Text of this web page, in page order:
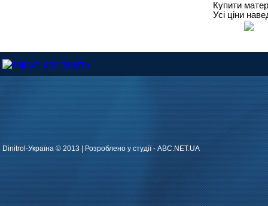
Купити
Усі ціни
Dinitrol-Україна © 2013 | Розроблено у студії - ABC.NET.UA